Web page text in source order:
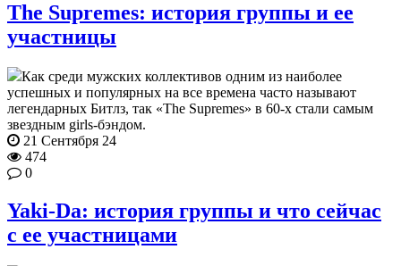
The Supremes: история группы и ее
участницы
Как среди мужских коллективов одним из наиболее
успешных и популярных на все времена часто называют
легендарных Битлз, так «The Supremes» в 60-х стали самым
звездным girls-бэндом.
21 Сентября 24
474
0
Yaki-Da: история группы и что сейчас
с ее участницами